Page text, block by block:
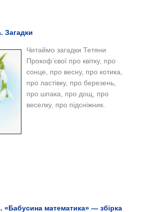
Загадки
Читаймо загадки Тетяни
Прокоф’євої про квітку, про
сонце, про весну, про котика,
про ластівку, про березень,
про шпака, про дощ, про
веселку, про підсніжник.
математика» — збірка